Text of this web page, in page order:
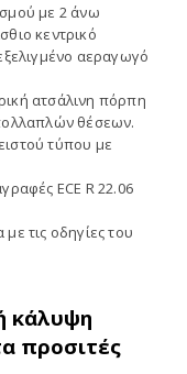
με 2 άνω
κεντρικό
αεραγωγό
ατσάλινη πόρπη
θέσεων.
τύπου με
ECE R 22.06
τις οδηγίες του
κάλυψη
προσιτές